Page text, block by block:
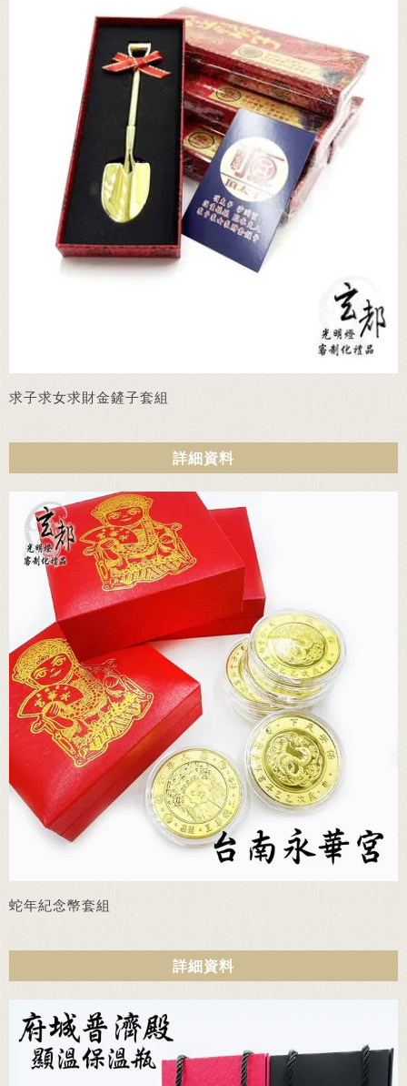
求子求女求財金鏟子套組
詳細資料
蛇年紀念幣套組
詳細資料